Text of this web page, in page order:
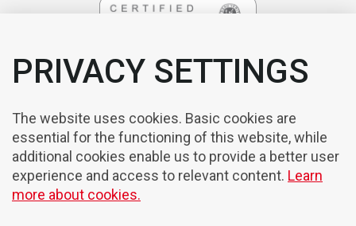
PRIVACY SETTINGS
The website uses cookies. Basic cookies are
essential for the functioning of this website, while
additional cookies enable us to provide a better user
experience and access to relevant content. Learn
more about cookies.